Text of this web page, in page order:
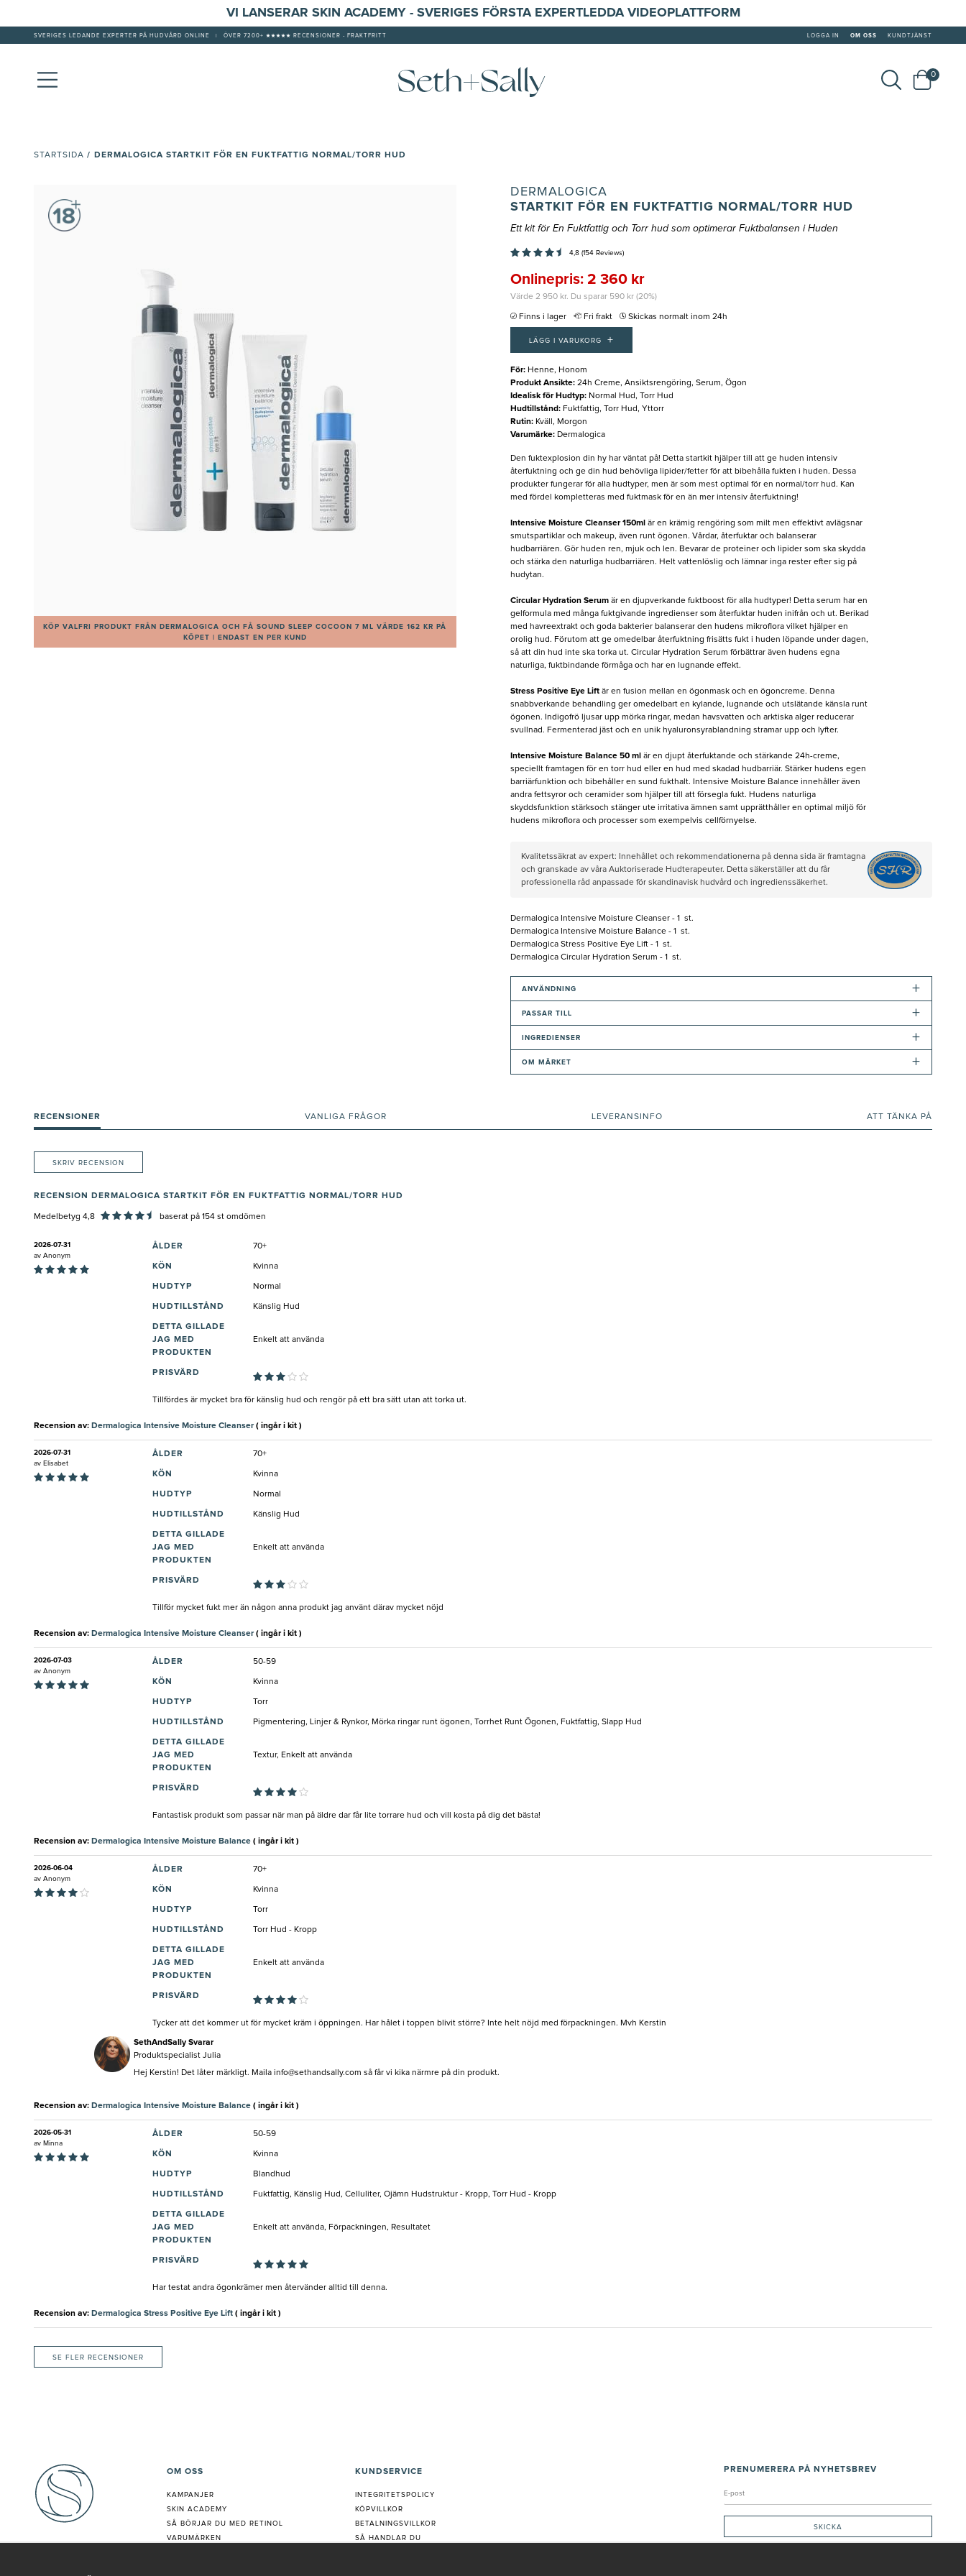
VI LANSERAR SKIN ACADEMY - SVERIGES FÖRSTA EXPERTLEDDA VIDEOPLATTFORM
SVERIGES LEDANDE EXPERTER PÅ HUDVÅRD ONLINE ÖVER 7200+ ★★★★★ RECENSIONER - FRAKTFRITT LOGGA IN OM OSS KUNDTJÄNST
0
STARTSIDA / DERMALOGICA STARTKIT FÖR EN FUKTFATTIG NORMAL/TORR HUD
KÖP VALFRI PRODUKT FRÅN DERMALOGICA OCH FÅ SOUND SLEEP COCOON 7 ML VÄRDE 162 KR PÅ
KÖPET | ENDAST EN PER KUND
DERMALOGICA
STARTKIT FÖR EN FUKTFATTIG NORMAL/TORR HUD
Ett kit för En Fuktfattig och Torr hud som optimerar Fuktbalansen i Huden
4,8 (154 Reviews)
Onlinepris: 2 360 kr
Värde 2 950 kr. Du sparar 590 kr (20%)
Finns i lager Fri frakt Skickas normalt inom 24h
LÄGG I VARUKORG +
För: Henne, Honom
Produkt Ansikte: 24h Creme, Ansiktsrengöring, Serum, Ögon
Idealisk för Hudtyp: Normal Hud, Torr Hud
Hudtillstånd: Fuktfattig, Torr Hud, Yttorr
Rutin: Kväll, Morgon
Varumärke: Dermalogica
Den fuktexplosion din hy har väntat på! Detta startkit hjälper till att ge huden intensiv
återfuktning och ge din hud behövliga lipider/fetter för att bibehålla fukten i huden. Dessa
produkter fungerar för alla hudtyper, men är som mest optimal för en normal/torr hud. Kan
med fördel kompletteras med fuktmask för en än mer intensiv återfuktning!
Intensive Moisture Cleanser 150ml är en krämig rengöring som milt men effektivt avlägsnar
smutspartiklar och makeup, även runt ögonen. Vårdar, återfuktar och balanserar
hudbarriären. Gör huden ren, mjuk och len. Bevarar de proteiner och lipider som ska skydda
och stärka den naturliga hudbarriären. Helt vattenlöslig och lämnar inga rester efter sig på
hudytan.
Circular Hydration Serumär en djupverkande fuktboost för alla hudtyper! Detta serum har en
gelformula med många fuktgivande ingredienser som återfuktar huden inifrån och ut. Berikad
med havreextrakt och goda bakterier balanserar den hudens mikroflora vilket hjälper en
orolig hud. Förutom att ge omedelbar återfuktning frisätts fukt i huden löpande under dagen,
så att din hud inte ska torka ut. Circular Hydration Serum förbättrar även hudens egna
naturliga, fuktbindande förmåga och har en lugnande effekt.
Stress Positive Eye Liftär en fusion mellan en ögonmask och en ögoncreme. Denna
snabbverkande behandling ger omedelbart en kylande, lugnande och utslätande känsla runt
ögonen. Indigofrö ljusar upp mörka ringar, medan havsvatten och arktiska alger reducerar
svullnad. Fermenterad jäst och en unik hyaluronsyrablandning stramar upp och lyfter.
Intensive Moisture Balance 50 ml är en djupt återfuktande och stärkande 24h-creme,
speciellt framtagen för en torr hud eller en hud med skadad hudbarriär. Stärker hudens egen
barriärfunktion och bibehåller en sund fukthalt. Intensive Moisture Balance innehåller även
andra fettsyror och ceramider som hjälper till att försegla fukt. Hudens naturliga
skyddsfunktion stärksoch stänger ute irritativa ämnen samt upprätthåller en optimal miljö för
hudens mikroflora och processer som exempelvis cellförnyelse.
Kvalitetssäkrat av expert: Innehållet och rekommendationerna på denna sida är framtagna
och granskade av våra Auktoriserade Hudterapeuter. Detta säkerställer att du får
professionella råd anpassade för skandinavisk hudvård och ingredienssäkerhet.
Dermalogica Intensive Moisture Cleanser - 1 st.
Dermalogica Intensive Moisture Balance - 1 st.
Dermalogica Stress Positive Eye Lift - 1 st.
Dermalogica Circular Hydration Serum - 1 st.
ANVÄNDNING +
PASSAR TILL +
INGREDIENSER +
OM MÄRKET +
RECENSIONER VANLIGA FRÅGOR LEVERANSINFO ATT TÄNKA PÅ
SKRIV RECENSION
RECENSION DERMALOGICA STARTKIT FÖR EN FUKTFATTIG NORMAL/TORR HUD
Medelbetyg 4,8 baserat på 154 st omdömen
2026-07-31
av Anonym
ÅLDER 70+
KÖN Kvinna
HUDTYP Normal
HUDTILLSTÅND Känslig Hud
DETTA GILLADE
JAG MED
PRODUKTEN
Enkelt att använda
PRISVÄRD
Tillfördes är mycket bra för känslig hud och rengör på ett bra sätt utan att torka ut.
Recension av: Dermalogica Intensive Moisture Cleanser( ingår i kit )
2026-07-31
av Elisabet
ÅLDER 70+
KÖN Kvinna
HUDTYP Normal
HUDTILLSTÅND Känslig Hud
DETTA GILLADE
JAG MED
PRODUKTEN
Enkelt att använda
PRISVÄRD
Tillför mycket fukt mer än någon anna produkt jag använt därav mycket nöjd
Recension av: Dermalogica Intensive Moisture Cleanser( ingår i kit )
2026-07-03
av Anonym
ÅLDER 50-59
KÖN Kvinna
HUDTYP Torr
HUDTILLSTÅND Pigmentering, Linjer & Rynkor, Mörka ringar runt ögonen, Torrhet Runt Ögonen, Fuktfattig, Slapp Hud
DETTA GILLADE
JAG MED
PRODUKTEN
Textur, Enkelt att använda
PRISVÄRD
Fantastisk produkt som passar när man på äldre dar får lite torrare hud och vill kosta på dig det bästa!
Recension av: Dermalogica Intensive Moisture Balance ( ingår i kit )
2026-06-04
av Anonym
ÅLDER 70+
KÖN Kvinna
HUDTYP Torr
HUDTILLSTÅND Torr Hud - Kropp
DETTA GILLADE
JAG MED
PRODUKTEN
Enkelt att använda
PRISVÄRD
Tycker att det kommer ut för mycket kräm i öppningen. Har hålet i toppen blivit större? Inte helt nöjd med förpackningen. Mvh Kerstin
SethAndSally Svarar
Produktspecialist Julia
Hej Kerstin! Det låter märkligt. Maila info@sethandsally.com så får vi kika närmre på din produkt.
Recension av: Dermalogica Intensive Moisture Balance ( ingår i kit )
2026-05-31
av Minna
ÅLDER 50-59
KÖN Kvinna
HUDTYP Blandhud
HUDTILLSTÅND Fuktfattig, Känslig Hud, Celluliter, Ojämn Hudstruktur - Kropp, Torr Hud - Kropp
DETTA GILLADE
JAG MED
PRODUKTEN
Enkelt att använda, Förpackningen, Resultatet
PRISVÄRD
Har testat andra ögonkrämer men återvänder alltid till denna.
Recension av: Dermalogica Stress Positive Eye Lift ( ingår i kit )
SE FLER RECENSIONER
OM OSS
KAMPANJER
SKIN ACADEMY
SÅ BÖRJAR DU MED RETINOL
VARUMÄRKEN
KUNDSERVICE
INTEGRITETSPOLICY
KÖPVILLKOR
BETALNINGSVILLKOR
SÅ HANDLAR DU
PRENUMERERA PÅ NYHETSBREV
Genom att ge min e-post, accepterar jag Seth och Sallyintegritetspolicy